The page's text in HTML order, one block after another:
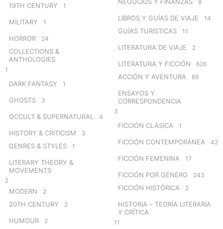
19TH CENTURY 1
MILITARY 1
HORROR 24
COLLECTIONS &
ANTHOLOGIES
1
DARK FANTASY 1
GHOSTS 3
OCCULT & SUPERNATURAL 4
HISTORY & CRITICISM 3
GENRES & STYLES 1
LITERARY THEORY &
MOVEMENTS
2
MODERN 2
20TH CENTURY 2
HUMOUR 2
NEGOCIOS Y FINANZAS 8
LIBROS Y GUÍAS DE VIAJE 14
GUÍAS TURISTICAS 11
LITERATURA DE VIAJE 2
LITERATURA Y FICCIÓN 626
ACCIÓN Y AVENTURA 89
ENSAYOS Y
CORRESPONDENCIA
3
FICCIÓN CLÁSICA 1
FICCIÓN CONTEMPORÁNEA 42
FICCIÓN FEMENINA 17
FICCIÓN POR GÉNERO 243
FICCIÓN HISTÓRICA 2
HISTORIA – TEORÍA LITERARIA
Y CRÍTICA
11